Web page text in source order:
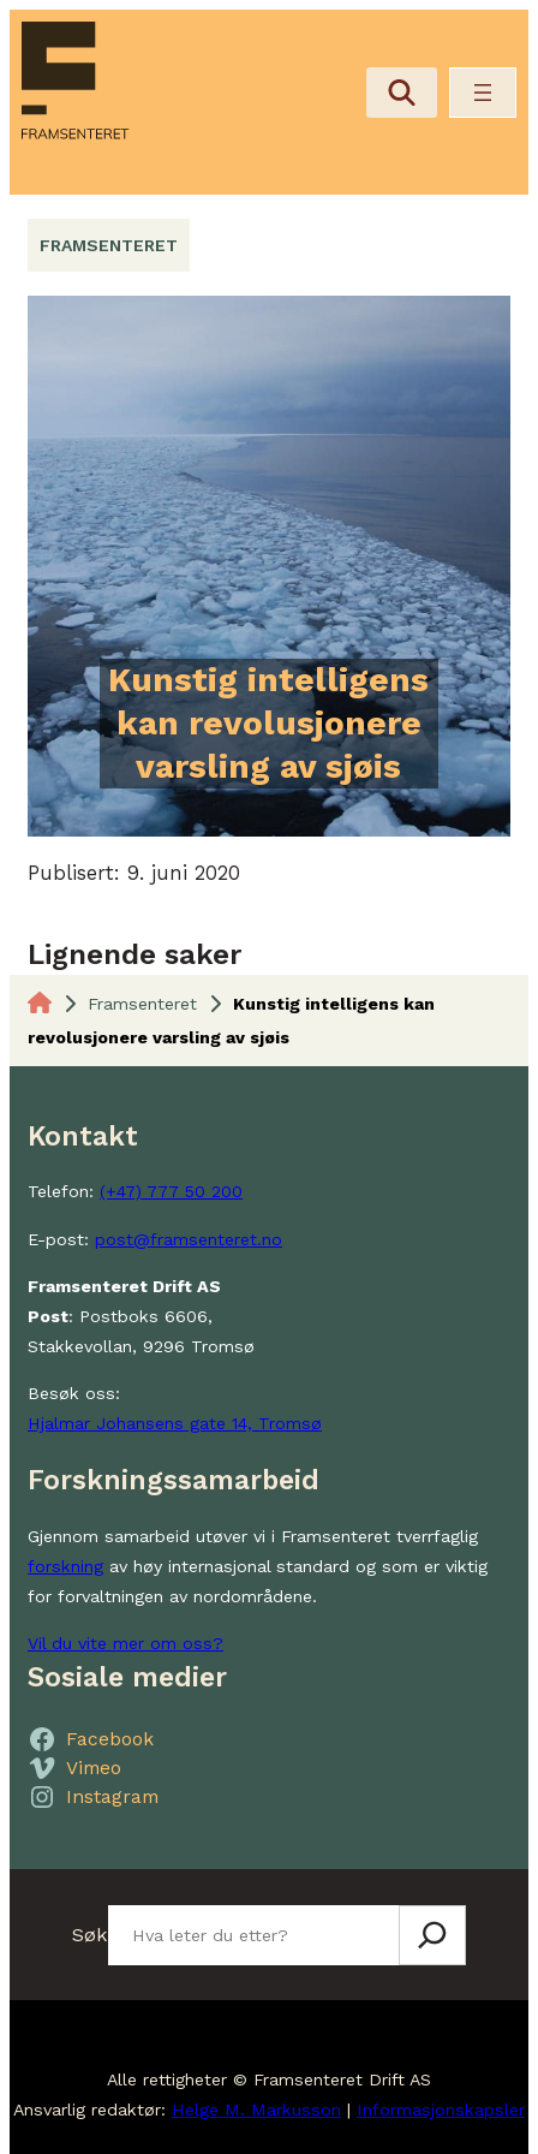
Hopp
innhold
FRAMSENTERET
Kunstig intelligens
kan revolusjonere
varsling av sjøis
Publisert: 9. juni 2020
Lignende saker
Framsenteret
Kunstig intelligens kan
revolusjonere varsling av sjøis
Kontakt
Telefon: (+47) 777 50 200
E-post: post@framsenteret.no
Framsenteret Drift AS
Post: Postboks 6606,
Stakkevollan, 9296 Tromsø
Besøk oss:
Hjalmar Johansens gate 14, Tromsø
Forskningssamarbeid
Gjennom samarbeid utøver vi i Framsenteret tverrfaglig
forskning av høy internasjonal standard og som er viktig
for forvaltningen av nordområdene.
Vil du vite mer om oss?
Sosiale medier
Facebook
Vimeo
Instagram
Søk
Alle rettigheter © Framsenteret Drift AS
Ansvarlig redaktør: Helge M. Markusson | Informasjonskapsler